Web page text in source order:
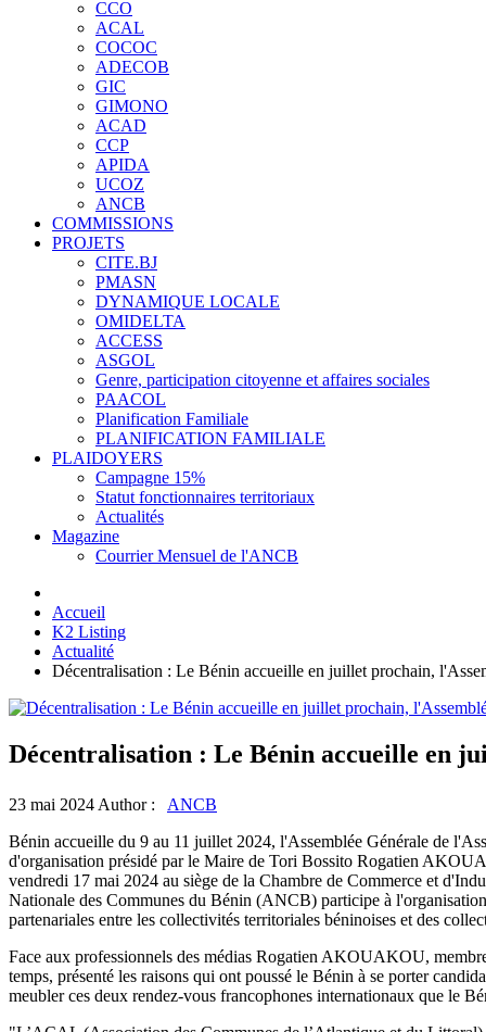
CCO
ACAL
COCOC
ADECOB
GIC
GIMONO
ACAD
CCP
APIDA
UCOZ
ANCB
COMMISSIONS
PROJETS
CITE.BJ
PMASN
DYNAMIQUE LOCALE
OMIDELTA
ACCESS
ASGOL
Genre, participation citoyenne et affaires sociales
PAACOL
Planification Familiale
PLANIFICATION FAMILIALE
PLAIDOYERS
Campagne 15%
Statut fonctionnaires territoriaux
Actualités
Magazine
Courrier Mensuel de l'ANCB
Accueil
K2 Listing
Actualité
Décentralisation : Le Bénin accueille en juillet prochain,
Décentralisation : Le Bénin accueille en
23 mai 2024 Author : ANCB
Bénin accueille du 9 au 11 juillet 2024, l'Assemblée Générale de
d'organisation présidé par le Maire de Tori Bossito Rogatien
vendredi 17 mai 2024 au siège de la Chambre de Commerce et
Nationale des Communes du Bénin (ANCB) participe à
partenariales entre les collectivités territoriales béninoises et des
Face aux professionnels des médias Rogatien AKOUAKOU,
temps, présenté les raisons qui ont poussé le Bénin à se porter
meubler ces deux rendez-vous francophones internationaux que le